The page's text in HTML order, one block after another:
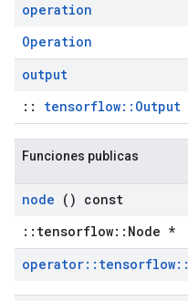
operation
Operation
output
:: tensorflow::Output
Funciones publicas
node () const
::tensorflow::Node *
operator:: tensorflow::